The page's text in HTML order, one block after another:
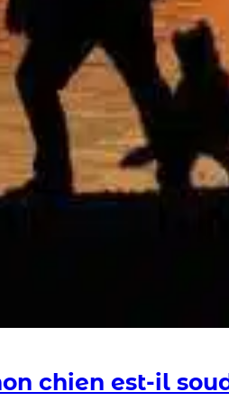
chien est-il